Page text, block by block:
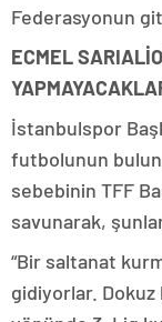
Federasyonun
ECMEL
İstanbulspor
futbolunun
sebebinin TFF
savunarak,
“Bir saltanat
gidiyorlar.